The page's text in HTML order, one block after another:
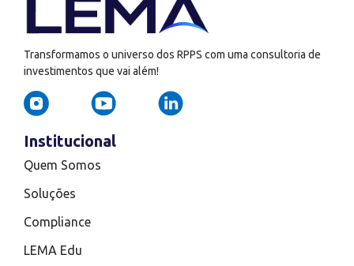
Transformamos o universo dos RPPS com uma consultoria de
investimentos que vai além!
Institucional
Quem Somos
Soluções
Compliance
LEMA Edu